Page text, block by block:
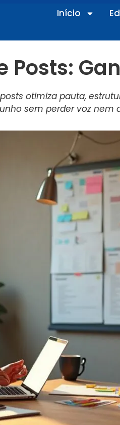
Início
Posts:
otimiza pauta,
sem perder voz nem